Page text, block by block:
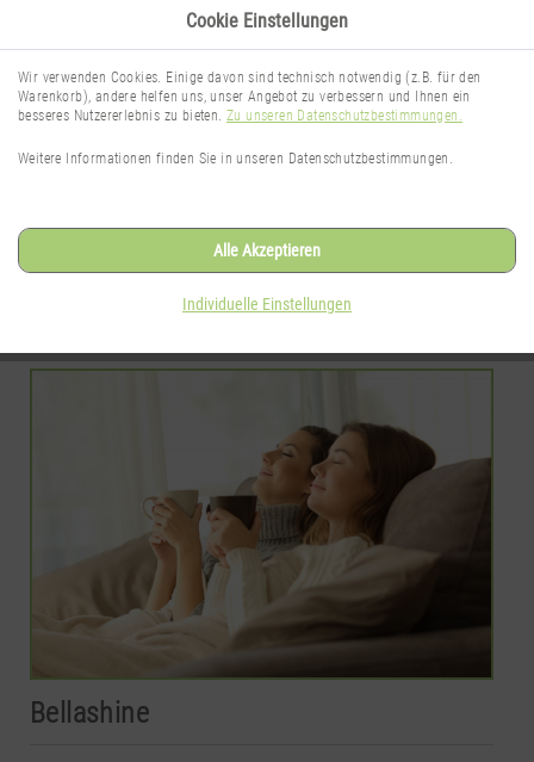
TheNaturalSense Blog
Gesichtspflege
SEITE 1
Bellashine
Cookie Einstellungen
Wir verwenden Cookies. Einige davon sind technisch notwendig (z.B. für den
Warenkorb), andere helfen uns, unser Angebot zu verbessern und Ihnen ein
besseres Nutzererlebnis zu bieten. Zu unseren Datenschutzbestimmungen.
Weitere Informationen finden Sie in unseren Datenschutzbestimmungen.
Individuelle Einstellungen
Alle Akzeptieren